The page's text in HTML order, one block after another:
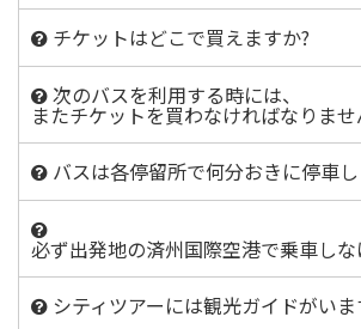
チケットはどこで買えますか?
次のバスを利用する時には、
またチケットを買わなければなりませ
バスは各停留所で何分おきに停車
必ず出発地の済州国際空港で乗車し
シティツアーには観光ガイドがいま